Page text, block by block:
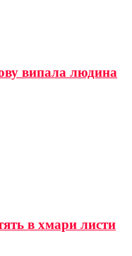
випала людина
в хмари листи